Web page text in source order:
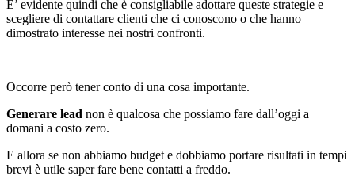
E’ evidente quindi che è consigliabile adottare queste strategie e
scegliere di contattare clienti che ci conoscono o che hanno
dimostrato interesse nei nostri confronti.
Occorre però tener conto di una cosa importante.
Generare lead non è qualcosa che possiamo fare dall’oggi a
domani a costo zero.
E allora se non abbiamo budget e dobbiamo portare risultati in tempi
brevi è utile saper fare bene contatti a freddo.